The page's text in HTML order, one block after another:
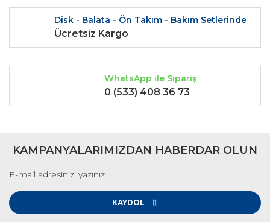
Disk - Balata - Ön Takım - Bakım Setlerinde
Ücretsiz Kargo
WhatsApp ile Sipariş
0 (533) 408 36 73
KAMPANYALARIMIZDAN HABERDAR OLUN
KAYDOL